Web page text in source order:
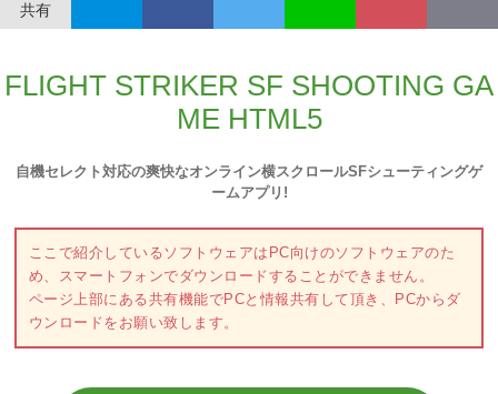
共有
FLIGHT STRIKER SF SHOOTING GA
ME HTML5
自機セレクト対応の爽快なオンライン横スクロールSFシューティングゲ
ームアプリ!
ここで紹介しているソフトウェアはPC向けのソフトウェアのた
め、スマートフォンでダウンロードすることができません。
ページ上部にある共有機能でPCと情報共有して頂き、PCからダ
ウンロードをお願い致します。